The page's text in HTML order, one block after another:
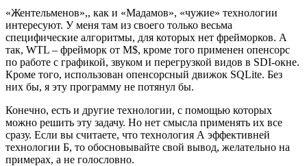
«Жентельменов»,, как и «Мадамов», «чужие» технологии
интересуют. У меня там из своего только весьма
специфические алгоритмы, для которых нет фрейморков. А
так, WTL – фрейморк от M$, кроме того применен опенсорс
по работе с графикой, звуком и перегрузкой видов в SDI-окне.
Кроме того, использован опенсорсный движок SQLite. Без
них бы, я эту программу не потянул бы.
Конечно, есть и другие технологии, с помощью которых
можно решить эту задачу. Но нет смысла применять их все
сразу. Если вы считаете, что технология А эффективней
технологии Б, то обосновывайте свой вывод, желательно на
примерах, а не голословно.